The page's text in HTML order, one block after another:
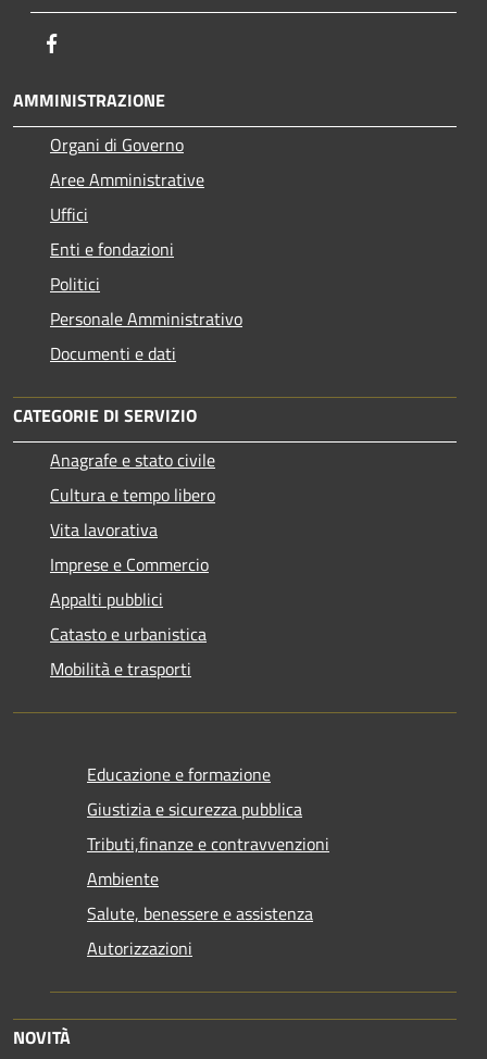
AMMINISTRAZIONE
Organi di Governo
Aree Amministrative
Uffici
Enti e fondazioni
Politici
Personale Amministrativo
Documenti e dati
CATEGORIE DI SERVIZIO
Anagrafe e stato civile
Cultura e tempo libero
Vita lavorativa
Imprese e Commercio
Appalti pubblici
Catasto e urbanistica
Mobilità e trasporti
Educazione e formazione
Giustizia e sicurezza pubblica
Tributi,finanze e contravvenzioni
Ambiente
Salute, benessere e assistenza
Autorizzazioni
NOVITÀ